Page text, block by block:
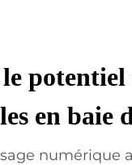
potentiel
en baie
numérique